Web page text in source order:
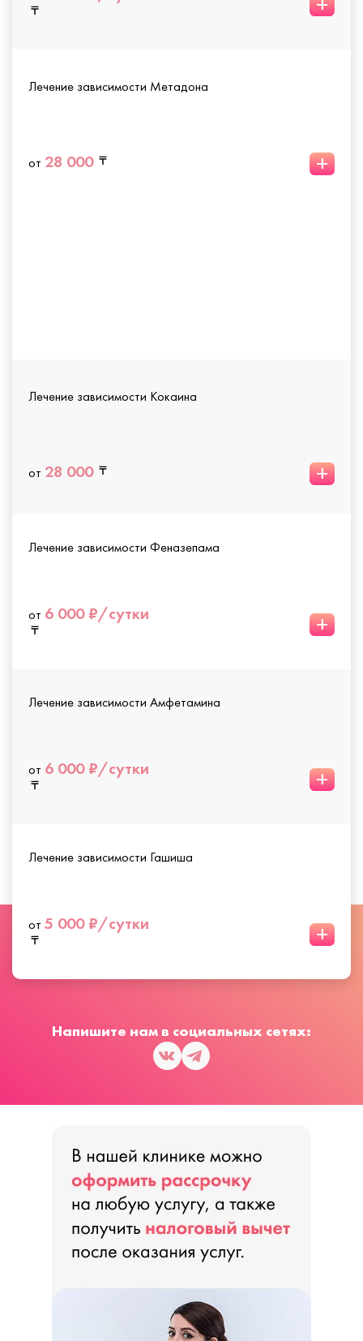
Лечение зависимости Метадона
от 28 000 +
Лечение зависимости Кокаина
от 28 000 +
Лечение зависимости Феназепама
от 6 000 ₽/сутки +
Лечение зависимости Амфетамина
от 6 000 ₽/сутки +
Лечение зависимости Гашиша
от 5 000 ₽/сутки +
Напишите нам в социальных сетях: